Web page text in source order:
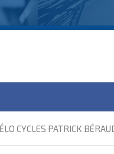
CYCLES PATRICK